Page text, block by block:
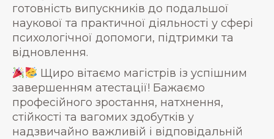
готовність випускників до подальшої
наукової та практичної діяльності у сфері
психологічної допомоги, підтримки та
відновлення.
Щиро вітаємо магістрів із успішним
завершенням атестації! Бажаємо
професійного зростання, натхнення,
стійкості та вагомих здобутків у
надзвичайно важливій і відповідальній